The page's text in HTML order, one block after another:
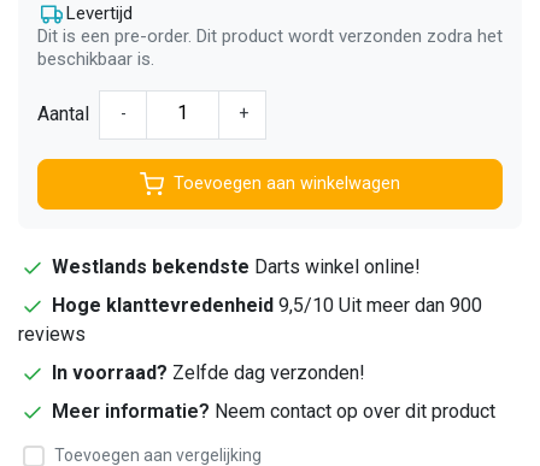
Levertijd
Dit is een pre-order. Dit product wordt verzonden zodra het
beschikbaar is.
Aantal - +
Toevoegen aan winkelwagen
Westlands bekendste Darts winkel online!
Hoge klanttevredenheid 9,5/10 Uit meer dan 900
reviews
In voorraad? Zelfde dag verzonden!
Meer informatie? Neem contact op over dit product
Toevoegen aan vergelijking